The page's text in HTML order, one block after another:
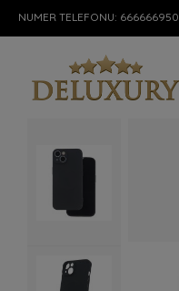
NUMER TELEFONU: 666666950